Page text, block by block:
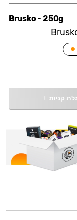
Brusko - 250g
קניות +